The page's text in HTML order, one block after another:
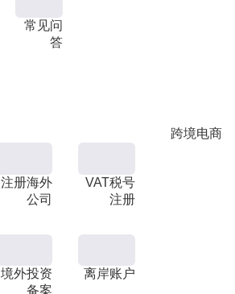
常见问
答
跨境电商
注册海外
公司
VAT税号
注册
境外投资
备案
离岸账户